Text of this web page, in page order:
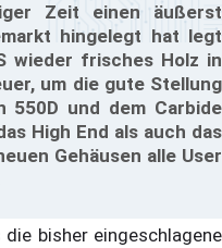
Zeit einen äußerst
hingelegt hat legt
wieder frisches Holz in
um die gute Stellung
550D und dem Carbide
High End als auch das
Gehäusen alle User
bisher eingeschlagene